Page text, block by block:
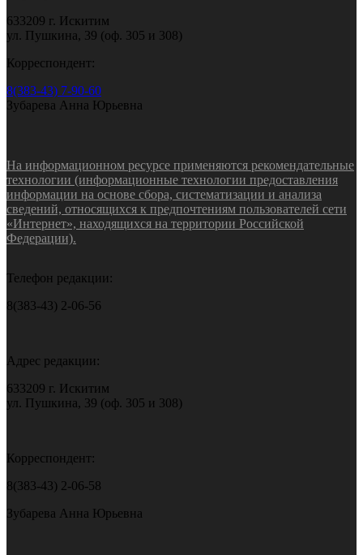
633209 г. Искитим
ул. Пушкина, 39 (оф. 305 и 308)
Корреспондент:
8(383-43) 7-90-60
Зубарева Анна Юрьевна
На информационном ресурсе применяются рекомендательные
технологии (информационные технологии предоставления
информации на основе сбора, систематизации и анализа
сведений, относящихся к предпочтениям пользователей сети
«Интернет», находящихся на территории Российской
Федерации).
Телефон редакции:
8(383-43) 2-06-56
Адрес редакции:
633209 г. Искитим
ул. Пушкина, 39 (оф. 305 и 308)
Корреспондент:
8(383-43) 2-06-58
Зубарева Анна Юрьевна